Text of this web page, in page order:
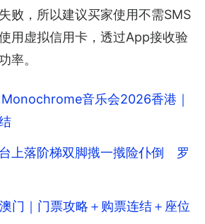
败，所以建议买家使用不需SMS
用虚拟信用卡，透过App接收验
率。
音乐会2026香港｜
上落阶梯双脚撠一撠险仆倒 罗
门｜门票攻略＋购票连结＋座位